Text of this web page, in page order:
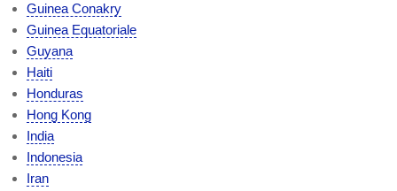
Guinea Conakry
Guinea Equatoriale
Guyana
Haiti
Honduras
Hong Kong
India
Indonesia
Iran